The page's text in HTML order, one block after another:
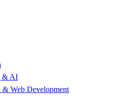
& AI
Web Development